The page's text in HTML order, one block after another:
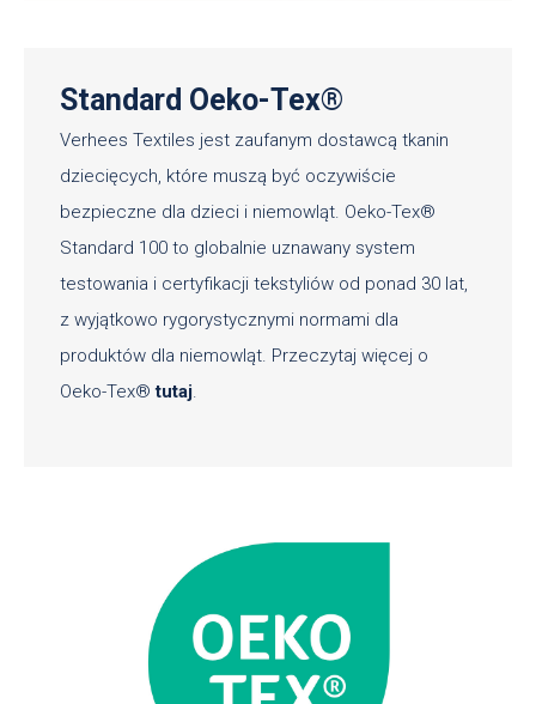
Standard Oeko-Tex®
Verhees Textiles jest zaufanym dostawcą tkanin
dziecięcych, które muszą być oczywiście
bezpieczne dla dzieci i niemowląt. Oeko-Tex®
Standard 100 to globalnie uznawany system
testowania i certyfikacji tekstyliów od ponad 30 lat,
z wyjątkowo rygorystycznymi normami dla
produktów dla niemowląt. Przeczytaj więcej o
Oeko-Tex®tutaj